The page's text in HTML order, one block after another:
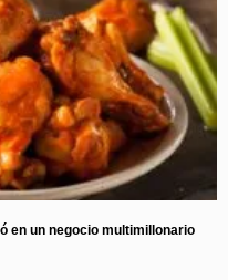
en un negocio multimillonario